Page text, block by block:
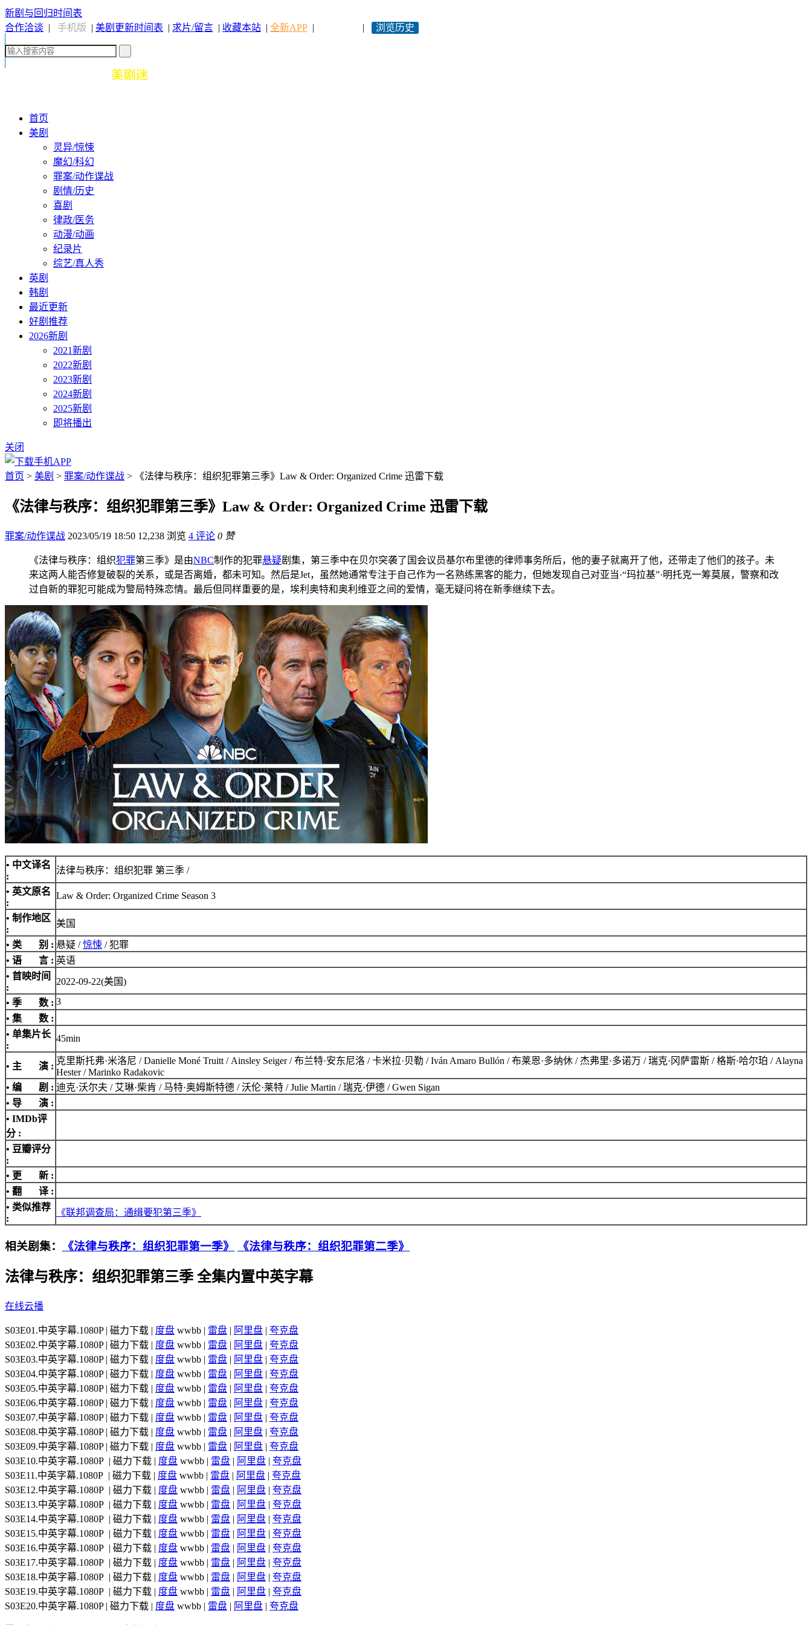
新剧与回归时间表
合作洽谈 | 手机版 | 美剧更新时间表 | 求片/留言 | 收藏本站 | 全新APP | | 浏览历史
首页
美剧
灵异/惊悚
魔幻/科幻
罪案/动作谍战
剧情/历史
喜剧
律政/医务
动漫/动画
纪录片
综艺/真人秀
英剧
韩剧
最近更新
好剧推荐
2026新剧
2021新剧
2022新剧
2023新剧
2024新剧
2025新剧
即将播出
关闭
首页 > 美剧 > 罪案/动作谍战 > 《法律与秩序：组织犯罪第三季》Law & Order: Organized Crime 迅雷下载
《法律与秩序：组织犯罪第三季》Law & Order: Organized Crime 迅雷下载
罪案/动作谍战 2023/05/19 18:50 12,238 浏览 4 评论 0 赞
《法律与秩序：组织犯罪第三季》是由NBC制作的犯罪悬疑剧集，第三季中在贝尔突袭了国会议员基尔布里德的律师事务所后，他的妻子就离开了他，还带走了他们的孩子。未
来这两人能否修复破裂的关系，或是否离婚，都未可知。然后是Jet，虽然她通常专注于自己作为一名熟练黑客的能力，但她发现自己对亚当·“玛拉基”·明托克一筹莫展，警察和改
过自新的罪犯可能成为警局特殊恋情。最后但同样重要的是，埃利奥特和奥利维亚之间的爱情，毫无疑问将在新季继续下去。
• 中文译名
:
法律与秩序：组织犯罪 第三季 /
• 英文原名
:
Law & Order: Organized Crime Season 3
• 制作地区
:
美国
• 类 别 : 悬疑 /惊悚 / 犯罪
• 语 言 : 英语
• 首映时间
:
2022-09-22(美国)
• 季 数 : 3
• 集 数 :
• 单集片长
:
45min
• 主 演 :
克里斯托弗·米洛尼 / Danielle Moné Truitt / Ainsley Seiger / 布兰特·安东尼洛 / 卡米拉·贝勒 / Iván Amaro Bullón / 布莱恩·多纳休 / 杰弗里·多诺万 / 瑞克·冈萨雷斯 / 格斯·哈尔珀 / Alayna
Hester / Marinko Radakovic
• 编 剧 : 迪克·沃尔夫 / 艾琳·柴肯 / 马特·奥姆斯特德 / 沃伦·莱特 / Julie Martin / 瑞克·伊德 / Gwen Sigan
• 导 演 :
• IMDb评
分 :
• 豆瓣评分
:
• 更 新 :
• 翻 译 :
• 类似推荐
:
《联邦调查局：通缉要犯第三季》
相关剧集： 《法律与秩序：组织犯罪第一季》 《法律与秩序：组织犯罪第二季》
法律与秩序：组织犯罪第三季 全集内置中英字幕
在线云播
S03E01.中英字幕.1080P | 磁力下载 | 度盘 wwbb | 雷盘 | 阿里盘 | 夸克盘
S03E02.中英字幕.1080P | 磁力下载 | 度盘 wwbb | 雷盘 | 阿里盘 | 夸克盘
S03E03.中英字幕.1080P | 磁力下载 | 度盘 wwbb | 雷盘 | 阿里盘 | 夸克盘
S03E04.中英字幕.1080P | 磁力下载 | 度盘 wwbb | 雷盘 | 阿里盘 | 夸克盘
S03E05.中英字幕.1080P | 磁力下载 | 度盘 wwbb | 雷盘 | 阿里盘 | 夸克盘
S03E06.中英字幕.1080P | 磁力下载 | 度盘 wwbb | 雷盘 | 阿里盘 | 夸克盘
S03E07.中英字幕.1080P | 磁力下载 | 度盘 wwbb | 雷盘 | 阿里盘 | 夸克盘
S03E08.中英字幕.1080P | 磁力下载 | 度盘 wwbb | 雷盘 | 阿里盘 | 夸克盘
S03E09.中英字幕.1080P | 磁力下载 | 度盘 wwbb | 雷盘 | 阿里盘 | 夸克盘
S03E10.中英字幕.1080P | 磁力下载 | 度盘 wwbb | 雷盘 | 阿里盘 | 夸克盘
S03E11.中英字幕.1080P | 磁力下载 | 度盘 wwbb | 雷盘 | 阿里盘 | 夸克盘
S03E12.中英字幕.1080P | 磁力下载 | 度盘 wwbb | 雷盘 | 阿里盘 | 夸克盘
S03E13.中英字幕.1080P | 磁力下载 | 度盘 wwbb | 雷盘 | 阿里盘 | 夸克盘
S03E14.中英字幕.1080P | 磁力下载 | 度盘 wwbb | 雷盘 | 阿里盘 | 夸克盘
S03E15.中英字幕.1080P | 磁力下载 | 度盘 wwbb | 雷盘 | 阿里盘 | 夸克盘
S03E16.中英字幕.1080P | 磁力下载 | 度盘 wwbb | 雷盘 | 阿里盘 | 夸克盘
S03E17.中英字幕.1080P | 磁力下载 | 度盘 wwbb | 雷盘 | 阿里盘 | 夸克盘
S03E18.中英字幕.1080P | 磁力下载 | 度盘 wwbb | 雷盘 | 阿里盘 | 夸克盘
S03E19.中英字幕.1080P | 磁力下载 | 度盘 wwbb | 雷盘 | 阿里盘 | 夸克盘
S03E20.中英字幕.1080P | 磁力下载 | 度盘 wwbb | 雷盘 | 阿里盘 | 夸克盘